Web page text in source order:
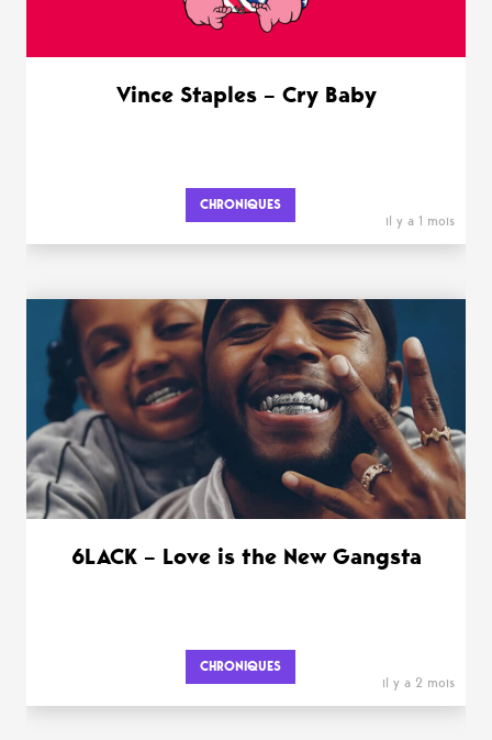
Vince Staples – Cry Baby
CHRONIQUES
il y a 1 mois
6LACK – Love is the New Gangsta
CHRONIQUES
il y a 2 mois